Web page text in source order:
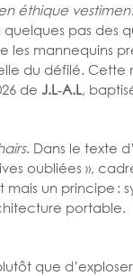
éthique
quelques pas des
mannequins
du défilé. Cette
de J.L‑A.L,
. Dans le texte
oubliées »,
mais un principe
portable.
que